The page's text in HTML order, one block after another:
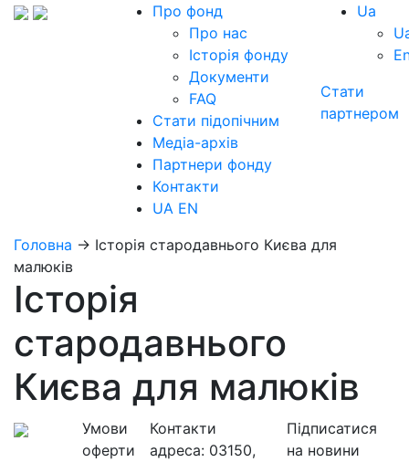
Про фонд
Про нас
Історія фонду
Документи
FAQ
Стати підопічним
Медіа-архів
Партнери фонду
Контакти
UA EN
Ua
Стати
партнером
Головна → Історія стародавнього Києва для
малюків
Історія
стародавнього
Києва для малюків
Умови
оферти
Контакти
адреса: 03150,
Підписатися
на новини